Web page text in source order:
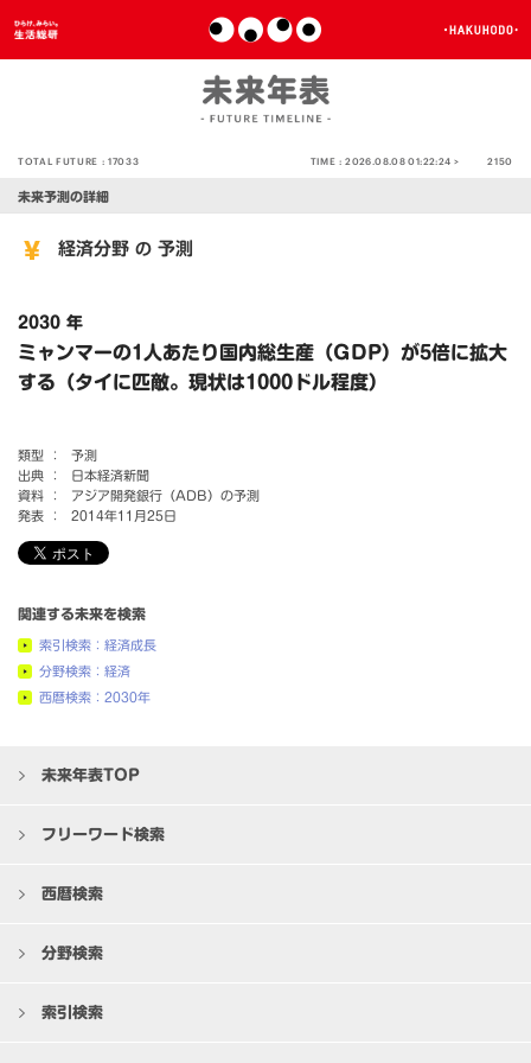
TOTAL FUTURE :17033 TIME :2026.08.08 01:22:24 > 2150
未来予測の詳細
経済分野 の 予測
2030 年
ミャンマーの1人あたり国内総生産（GDP）が5倍に拡大
する（タイに匹敵。現状は1000ドル程度）
類型 ：
予測
出典 ：
日本経済新聞
資料 ：
アジア開発銀行（ADB）の予測
発表 ：
2014年11月25日
関連する未来を検索
索引検索：経済成長
分野検索：経済
西暦検索：2030年
未来年表TOP
フリーワード検索
西暦検索
分野検索
索引検索